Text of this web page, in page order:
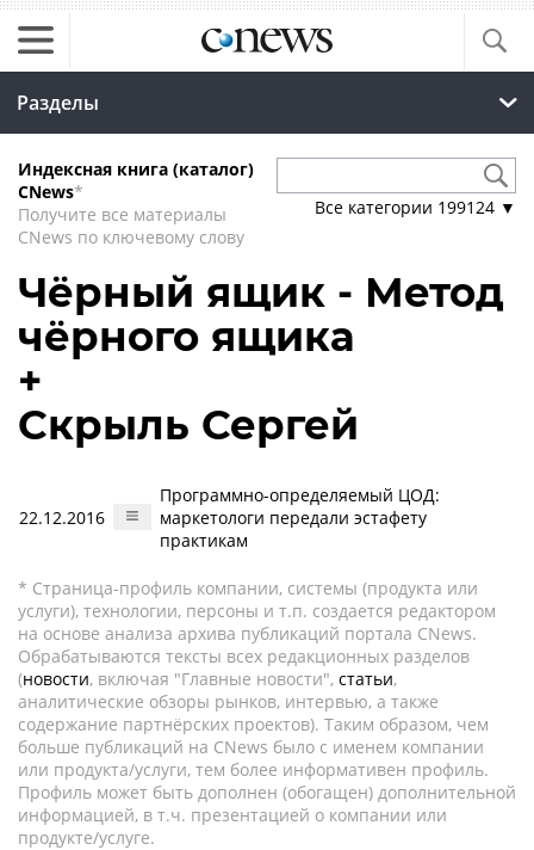
Разделы
Индексная книга (каталог)
CNews*
Получите все материалы
CNews по ключевому слову
Все категории 199124 ▼
Чёрный ящик - Метод
чёрного ящика
+
Скрыль Сергей
22.12.2016
Программно-определяемый ЦОД:
маркетологи передали эстафету
практикам
* Страница-профиль компании, системы (продукта или
услуги), технологии, персоны и т.п. создается редактором
на основе анализа архива публикаций портала CNews.
Обрабатываются тексты всех редакционных разделов
(новости, включая "Главные новости", статьи,
аналитические обзоры рынков, интервью, а также
содержание партнёрских проектов). Таким образом, чем
больше публикаций на CNews было с именем компании
или продукта/услуги, тем более информативен профиль.
Профиль может быть дополнен (обогащен) дополнительной
информацией, в т.ч. презентацией о компании или
продукте/услуге.